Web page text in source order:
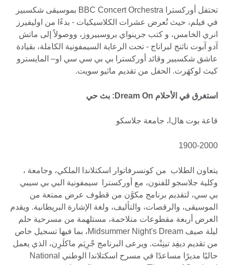
تحتفل أوركسترا BBC Concert Orchestra بموسيقى شكسبير
في فيلم، حيث تُعرض عشرات الكلاسيكيات - بدءًا من اوليفيرز
انري الخامس، و كتب جرينواي بروسبيروز، ووصولاً إلى ماتش
آدو آبوت ناثنج لبراناج - تحت الرعاية السيمفونية الكاملة، بقيادة
عاشق شكسبير وقائد أوركسترا بي بي سي سي او– المايسترو
كيث لوكهَرت. الحفل من تقديم ماثيو سويت.
استغرق في الأحلام Dream On: بث حي
قاعة بوت هالl، جامعة جلاسكو
1900-2000
يتعاون الطلاب من كونسرفاتوار اسكتلاندا الملكي، وجامعة ،
وكلية جلاسجو للفنون، مع أوركسترا سيمفونية البي بي سيبي
بي سي، لتقديم برنامج مكوَّن من قطوف عرض ممتعة من
الموسيقى، والرقصات، والتأليف، ولغة الإشارة البريطانية. ويقدم
العرض أربعة مقطوعات متلاحمة، مستلهمة من مسرحية حلم
ليلة صيف Midsummer Night's Dream، بما فيها تسجيل خاص
من تقديم ديفِد تينِنْت. ويرعى البرنامج جْرِيَم ماكلَرِن، الذي يعمل
حاليًا مديرًا مساعدًا في مسرح اسكتلاندا الوطني National